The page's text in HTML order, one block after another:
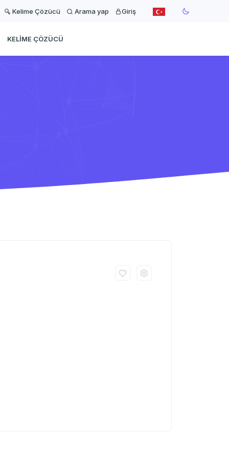
Kelime Çözücü Arama yap Giriş
KELIME ÇÖZÜCÜ